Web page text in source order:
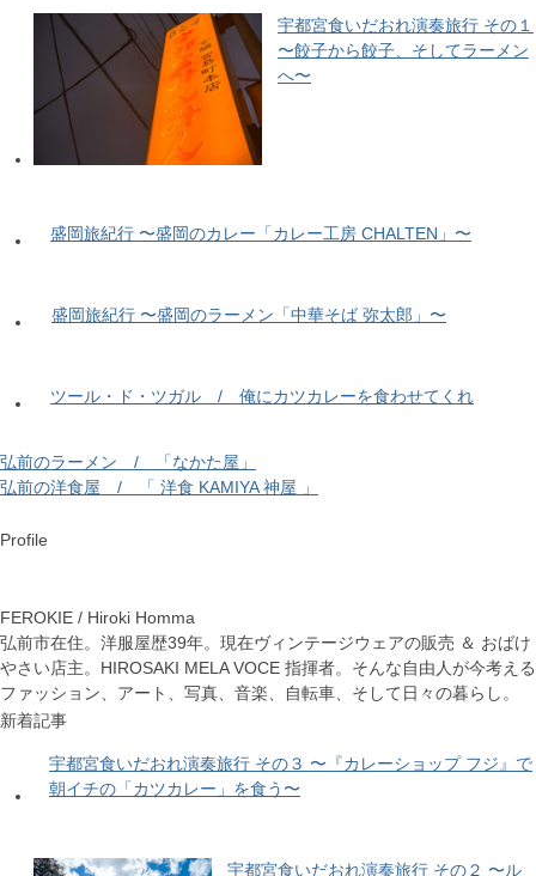
宇都宮食いだおれ演奏旅行 その１
〜餃子から餃子、そしてラーメン
へ〜
盛岡旅紀行 〜盛岡のカレー「カレー工房 CHALTEN」〜
盛岡旅紀行 〜盛岡のラーメン「中華そば 弥太郎」〜
ツール・ド・ツガル / 俺にカツカレーを食わせてくれ
弘前のラーメン / 「なかた屋」
弘前の洋食屋 / 「 洋食 KAMIYA 神屋 」
Profile
FEROKIE / Hiroki Homma
弘前市在住。洋服屋歴39年。現在ヴィンテージウェアの販売 ＆ おばけ
やさい店主。HIROSAKI MELA VOCE 指揮者。そんな自由人が今考える
ファッション、アート、写真、音楽、自転車、そして日々の暮らし。
新着記事
宇都宮食いだおれ演奏旅行 その３ 〜『カレーショップ フジ』で
朝イチの「カツカレー」を食う〜
宇都宮食いだおれ演奏旅行 その２ 〜ル